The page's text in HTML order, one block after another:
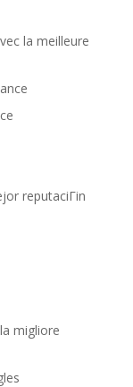
la meilleure
reputaciГіn
migliore